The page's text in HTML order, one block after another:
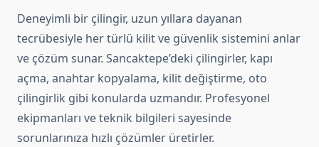
Deneyimli bir çilingir, uzun yıllara dayanan
tecrübesiyle her türlü kilit ve güvenlik sistemini anlar
ve çözüm sunar. Sancaktepe’deki çilingirler, kapı
açma, anahtar kopyalama, kilit değiştirme, oto
çilingirlik gibi konularda uzmandır. Profesyonel
ekipmanları ve teknik bilgileri sayesinde
sorunlarınıza hızlı çözümler üretirler.